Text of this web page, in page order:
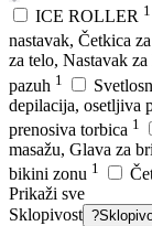
ICE ROLLER 1
nastavak, Četkica
za telo, Nastavak
pazuh 1
depilacija, osetljiva
prenosiva torbica 1
masažu, Glava za
bikini zonu 1
Prikaži sve
Sklopivost ?